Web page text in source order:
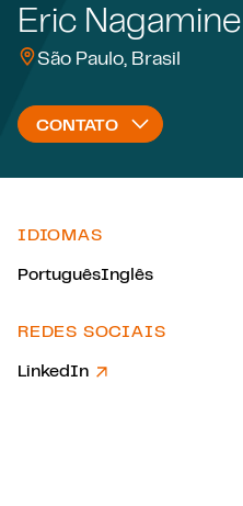
Eric Nagamine
São Paulo, Brasil
CONTATO
IDIOMAS
PortuguêsInglês
REDES SOCIAIS
LinkedIn